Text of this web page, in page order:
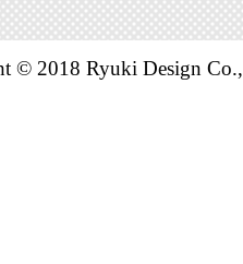
© 2018 Ryuki Design